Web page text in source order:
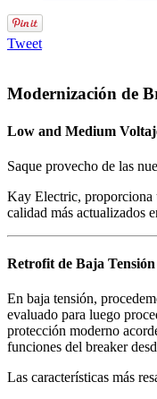
Tweet
Modernización de
Low and Medium
Saque provecho de las
Kay Electric, proporciona
calidad más actualizados
Retrofit de Baja Tensión
En baja tensión,
evaluado para luego
protección moderno
funciones del breaker
Las características más